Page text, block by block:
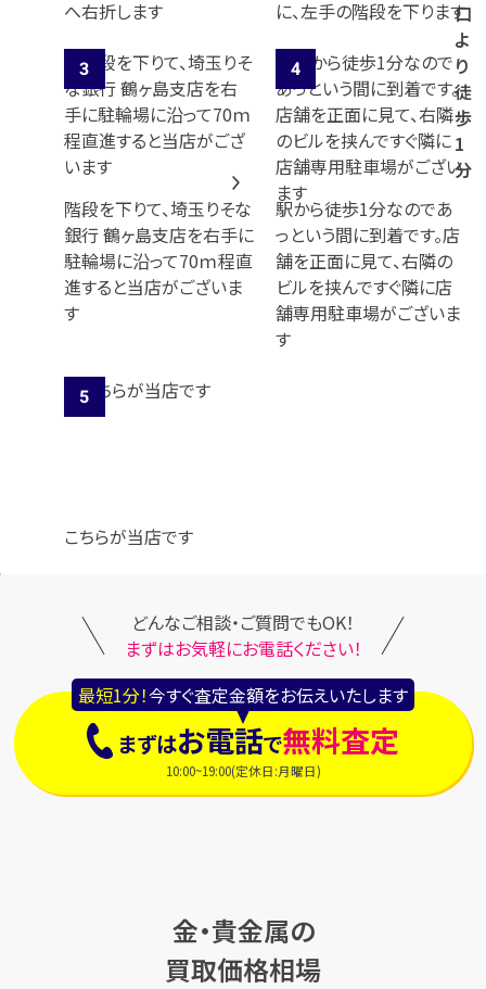
口
よ
り
徒
歩
1
分
へ右折します に、左手の階段を下ります
階段を下りて、埼玉りそな
銀行 鶴ヶ島支店を右手に
駐輪場に沿って70ｍ程直
進すると当店がございま
す
駅から徒歩1分なのであ
っという間に到着です。店
舗を正面に見て、右隣の
ビルを挟んですぐ隣に店
舗専用駐車場がございま
す
こちらが当店です
どんなご相談・ご質問でもOK！
まずはお気軽にお電話ください！
最短1分！今すぐ査定金額をお伝えいたします
まずはお電話で無料査定
10:00~19:00(定休日:月曜日)
金・貴金属の
買取価格相場